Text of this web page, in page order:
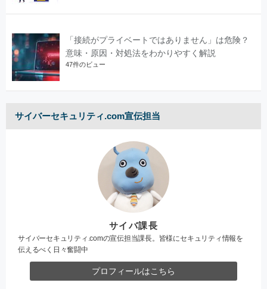
「接続がプライベートではありません」は危険？
意味・原因・対処法をわかりやすく解説
47件のビュー
サイバーセキュリティ.com宣伝担当
サイバ課長
サイバーセキュリティ.comの宣伝担当課長。皆様にセキュリティ情報を
伝えるべく日々奮闘中
プロフィールはこちら